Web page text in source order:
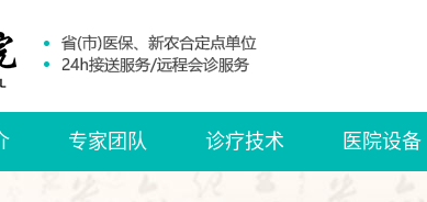
专家团队 诊疗技术 医院设备